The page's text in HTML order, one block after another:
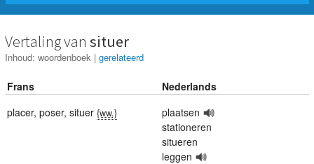
Vertaling van situer
Inhoud: woordenboek | gerelateerd
Frans
Nederlands
placer, poser, situer {ww.}
plaatsen
stationeren
situeren
leggen